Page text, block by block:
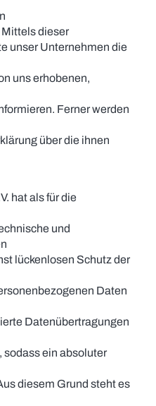
dieser
unser Unternehmen die
uns erhobenen,
Ferner werden
über die ihnen
hat als für die
und
lückenlosen Schutz der
Daten
Datenübertragungen
sodass ein absoluter
diesem Grund steht es